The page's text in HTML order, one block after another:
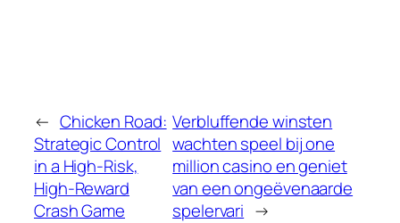
← Chicken Road:
Strategic Control
in a High-Risk,
High-Reward
Crash Game
Verbluffende winsten
wachten speel bij one
million casino en geniet
van een ongeëvenaarde
spelervari →